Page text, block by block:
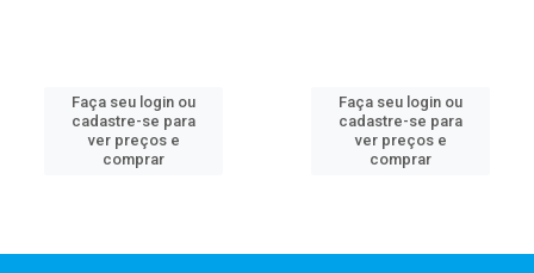
Faça seu login ou
cadastre-se para
ver preços e
comprar
Faça seu login ou
cadastre-se para
ver preços e
comprar